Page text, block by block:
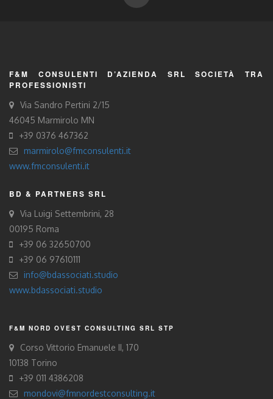
F&M CONSULENTI D’AZIENDA SRL SOCIETÀ TRA
PROFESSIONISTI
Via Sandro Pertini 2/15
46045 Marmirolo MN
+39 0376 467362
marmirolo@fmconsulenti.it
www.fmconsulenti.it
BD & PARTNERS SRL
Via Luigi Settembrini, 28
00195 Roma
+39 06 32650700
+39 06 97610111
info@bdassociati.studio
www.bdassociati.studio
F&M NORD OVEST CONSULTING SRL STP
Corso Vittorio Emanuele II, 170
10138 Torino
+39 011 4386208
mondovi@fmnordestconsulting.it